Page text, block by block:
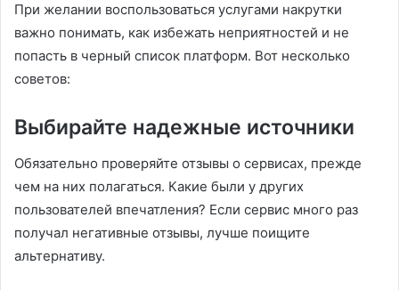
При желании воспользоваться услугами накрутки
важно понимать, как избежать неприятностей и не
попасть в черный список платформ. Вот несколько
советов:
Выбирайте надежные источники
Обязательно проверяйте отзывы о сервисах, прежде
чем на них полагаться. Какие были у других
пользователей впечатления? Если сервис много раз
получал негативные отзывы, лучше поищите
альтернативу.